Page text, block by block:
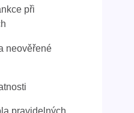
při
neověřené
pravidelných